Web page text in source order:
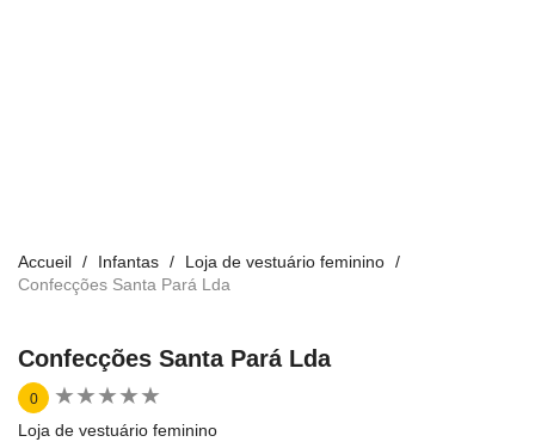
Accueil Infantas
Loja de vestuário feminino
Confecções Santa Pará Lda
Confecções Santa Pará Lda
0 ★★★★★
★★★★★
Loja de vestuário feminino